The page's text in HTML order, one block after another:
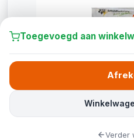
Toegevoegd aan
Verder